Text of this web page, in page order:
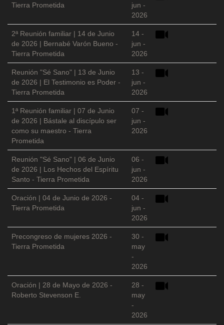
Tierra Prometida
jun -
2026
2ª Reunión familiar | 14 de Junio
de 2026 | Bernabé Varón Bueno -
Tierra Prometida
14 -
jun -
2026
Reunión "Sé Sano" | 13 de Junio
de 2026 | El Testimonio es Poder -
Tierra Prometida
13 -
jun -
2026
1ª Reunión familiar | 07 de Junio
de 2026 | Bástale al discípulo ser
como su maestro - Tierra
Prometida
07 -
jun -
2026
Reunión "Sé Sano" | 06 de Junio
de 2026 | Los Hechos del Espíritu
Santo - Tierra Prometida
06 -
jun -
2026
Oración | 04 de Junio de 2026 -
Tierra Prometida
04 -
jun -
2026
Precongreso de mujeres 2026 -
Tierra Prometida
30 -
may
-
2026
Oración | 28 de Mayo de 2026 -
Roberto Stevenson E.
28 -
may
-
2026